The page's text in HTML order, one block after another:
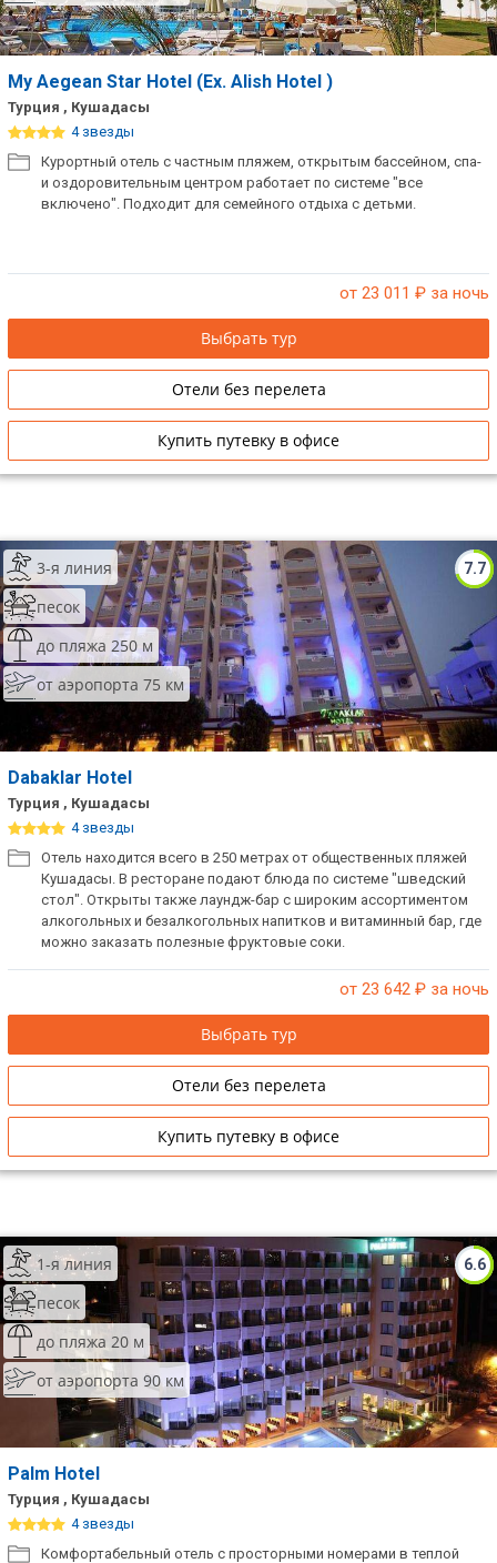
My Aegean Star Hotel (Ex. Alish Hotel )
Турция , Кушадасы
4 звезды
Курортный отель с частным пляжем, открытым бассейном, спа-
и оздоровительным центром работает по системе "все
включено". Подходит для семейного отдыха с детьми.
от 23 011 ₽ за ночь
Выбрать тур
Отели без перелета
Купить путевку в офисе
7.7
3-я линия
песок
до пляжа 250 м
от аэропорта 75 км
Dabaklar Hotel
Турция , Кушадасы
4 звезды
Отель находится всего в 250 метрах от общественных пляжей
Кушадасы. В ресторане подают блюда по системе "шведский
стол". Открыты также лаундж-бар с широким ассортиментом
алкогольных и безалкогольных напитков и витаминный бар, где
можно заказать полезные фруктовые соки.
от 23 642 ₽ за ночь
Выбрать тур
Отели без перелета
Купить путевку в офисе
6.6
1-я линия
песок
до пляжа 20 м
от аэропорта 90 км
Palm Hotel
Турция , Кушадасы
4 звезды
Комфортабельный отель с просторными номерами в теплой
звезды
Лучшие отели 3* звезды
Недорогие отели 3*
звезды
Сетевые отели Турции
Сетевые отели Египта
Сетевые отели Шри Ланки
Сетевые отели Вьетнама
Сетевые отели Бали
Сетевые отели Сейшел
Сетевые отели Маврикия